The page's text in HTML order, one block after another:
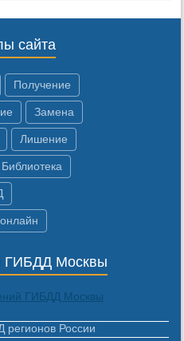
сайта
Получение
Замена
Лишение
Библиотека
ГИБДД Москвы
России